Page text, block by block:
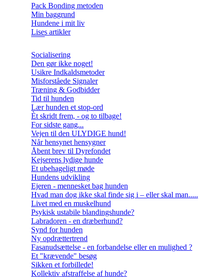
Pack Bonding metoden
Min baggrund
Hundene i mit liv
Lises artikler
Socialisering
Den gør ikke noget!
Usikre Indkaldsmetoder
Misforståede Signaler
Træning & Godbidder
Tid til hunden
Lær hunden et stop-ord
Èt skridt frem, - og to tilbage!
For sidste gang...
Vejen til den ULYDIGE hund!
Når hensynet hensygner
Åbent brev til Dyrefondet
Kejserens lydige hunde
Et ubehageligt møde
Hundens udvikling
Ejeren - mennesket bag hunden
Hvad man dog ikke skal finde sig i – eller skal man.....
Livet med en muskelhund
Psykisk ustabile blandingshunde?
Labradoren - en dræberhund?
Synd for hunden
Ny opdrættertrend
Fasanudsættelse - en forbandelse eller en mulighed ?
Et "krævende" besøg
Sikken et forbillede!
Kollektiv afstraffelse af hunde?